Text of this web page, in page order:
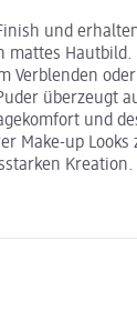
und
Hautbild.
Verblenden
überzeugt
und
Make-up Looks
Kreation.